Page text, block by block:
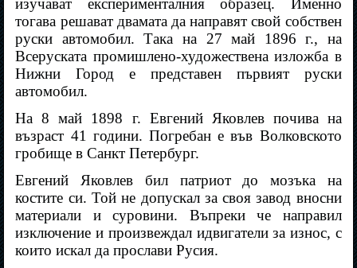
изучават експерименталния образец. Именно
тогава решават двамата да направят свой собствен
руски автомобил. Така на 27 май 1896 г., на
Всеруската промишлено-художествена изложба в
Нижни Город е представен първият руски
автомобил.
На 8 май 1898 г. Евгений Яковлев почива на
възраст 41 години. Погребан е във Волковското
гробище в Санкт Петербург.
Евгений Яковлев бил патриот до мозъка на
костите си. Той не допускал за своя завод вносни
материали и суровини. Въпреки че направил
изключение и произвеждал идвигатели за износ, с
които искал да прослави Русия.